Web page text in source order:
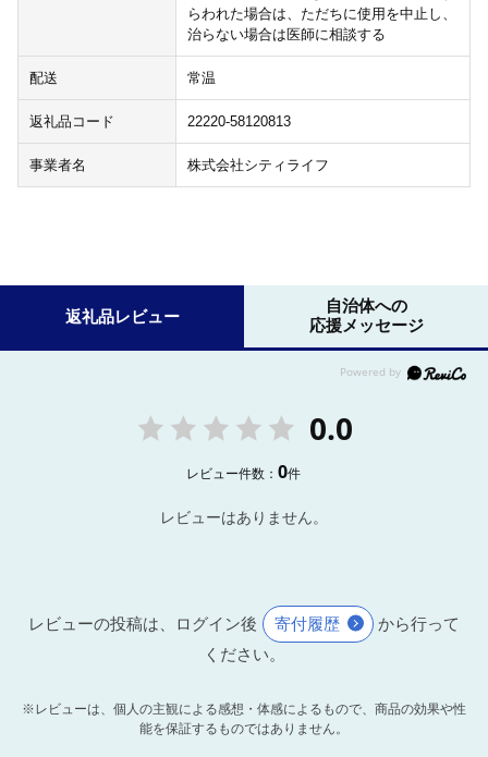
らわれた場合は、ただちに使用を中止し、
治らない場合は医師に相談する
配送 常温
返礼品コード 22220-58120813
事業者名 株式会社シティライフ
返礼品レビュー
自治体への
応援メッセージ
0.0
レビュー件数：0件
レビューはありません。
レビューの投稿は、ログイン後 寄付履歴
から行って
ください。
※レビューは、個人の主観による感想・体感によるもので、商品の効果や性
能を保証するものではありません。